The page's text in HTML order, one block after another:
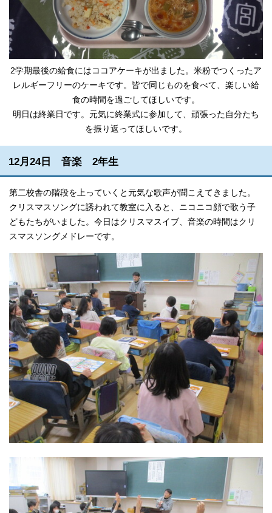
2学期最後の給食にはココアケーキが出ました。米粉でつくったア
レルギーフリーのケーキです。皆で同じものを食べて、楽しい給
食の時間を過ごしてほしいです。
明日は終業日です。元気に終業式に参加して、頑張った自分たち
を振り返ってほしいです。
12月24日 音楽 2年生
第二校舎の階段を上っていくと元気な歌声が聞こえてきました。
クリスマスソングに誘われて教室に入ると、ニコニコ顔で歌う子
どもたちがいました。今日はクリスマスイブ、音楽の時間はクリ
スマスソングメドレーです。